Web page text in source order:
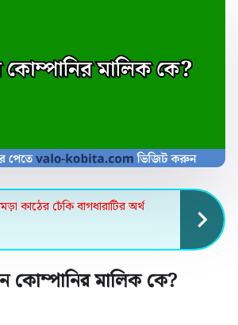
কাঠের ঢেঁকি বাগধারাটির অর্থ
মালিক কে?